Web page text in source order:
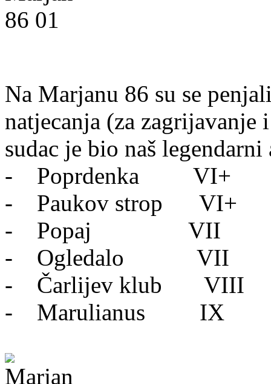
Na Marjanu 86 su se
natjecanja (za zagrijavanje
sudac je bio naš
- Poprdenka VI+
- Paukov strop VI+
- Popaj VII
- Ogledalo VII
- Čarlijev klub VIII
- Marulianus IX